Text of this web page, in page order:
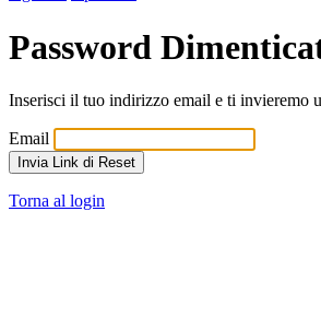
Password
Inserisci il tuo indirizzo email e ti invieremo
Email
Invia Link di Reset
Torna al login